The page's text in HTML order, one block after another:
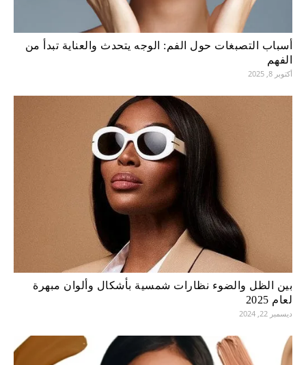
أسباب التصبغات حول الفم: الوجه يتحدث والعناية تبدأ من
الفهم
أكتوبر 8, 2025
بين الظل والضوء نظارات شمسية بأشكال وألوان مبهرة
لعام 2025
ديسمبر 22, 2024